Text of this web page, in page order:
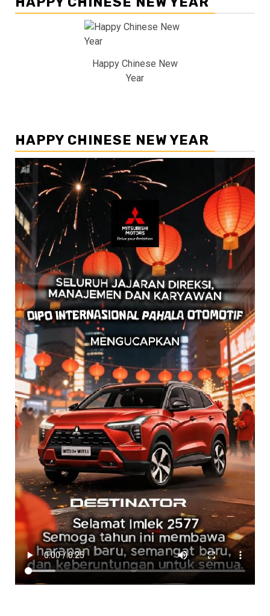
Happy Chinese New
Year
HAPPY CHINESE NEW YEAR